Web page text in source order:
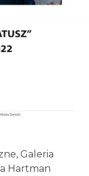
Galeria
Hartman